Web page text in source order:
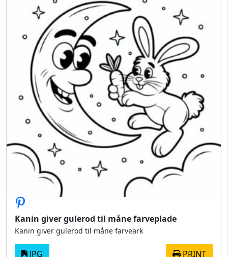
Kanin giver gulerod til måne farveplade
Kanin giver gulerod til måne farveark
JPG PRINT